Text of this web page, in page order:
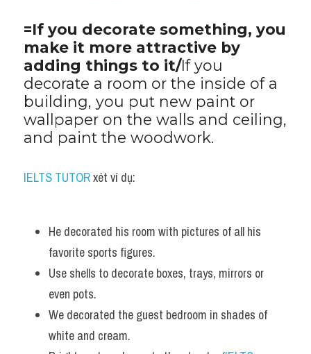
=If you decorate something, you
make it more attractive by
adding things to it/If you
decorate a room or the inside of a
building, you put new paint or
wallpaper on the walls and ceiling,
and paint the woodwork.
IELTS TUTOR xét ví dụ:
He decorated his room with pictures of all his
favorite sports figures.
Use shells to decorate boxes, trays, mirrors or
even pots.
We decorated the guest bedroom in shades of
white and cream.